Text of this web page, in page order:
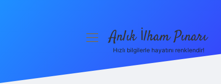
menüyüAnlık İlham Pınarı
Hızlı bilgilerle hayatını renklendir!